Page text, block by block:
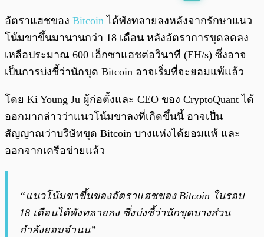
0:00
อัตราแฮชของ Bitcoin ได้พังทลายลงหลังจากรักษาแนว
โน้มขาขึ้นมานานกว่า 18 เดือน หลังอัตราการขุดลดลง
เหลือประมาณ 600 เอ็กซาแฮชต่อวินาที (EH/s) ซึ่งอาจ
เป็นการบ่งชี้ว่านักขุด Bitcoin อาจเริ่มที่จะยอมแพ้แล้ว
โดย Ki Young Ju ผู้ก่อตั้งและ CEO ของ CryptoQuant ได้
ออกมากล่าวว่าแนวโน้มขาลงที่เกิดขึ้นนี้ อาจเป็น
สัญญาณว่าบริษัทขุด Bitcoin บางแห่งได้ยอมแพ้ และ
ออกจากเครือข่ายแล้ว
“แนวโน้มขาขึ้นของอัตราแฮชของ Bitcoin ในรอบ
18 เดือนได้พังทลายลง ซึ่งบ่งชี้ว่านักขุดบางส่วน
กำลังยอมจำนน”